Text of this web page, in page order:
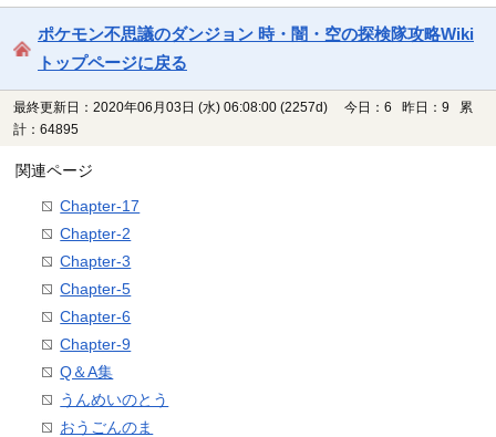
ポケモン不思議のダンジョン 時・闇・空の探検隊攻略Wiki
トップページに戻る
最終更新日：2020年06月03日 (水) 06:08:00 (2257d)
今日：6 昨日：9 累
計：64895
関連ページ
Chapter-17
Chapter-2
Chapter-3
Chapter-5
Chapter-6
Chapter-9
Q＆A集
うんめいのとう
おうごんのま